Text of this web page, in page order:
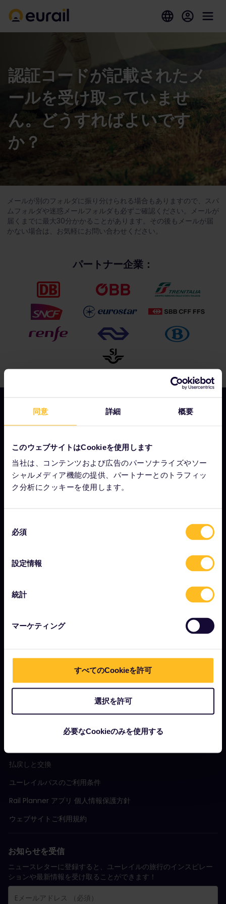
同意 詳細 概要
このウェブサイトはCookieを使用します
当社は、コンテンツおよび広告のパーソナライズやソー
シャルメディア機能の提供、パートナーとのトラフィッ
ク分析にクッキーを使用します。
必須
設定情報
統計
マーケティング
すべてのCookieを許可
選択を許可
必要なCookieのみを使用する
認証コードが記載されたメ
ールを受け取っていませ
ん。どうすればよいです
か？
メールが別のフォルダに振り分けられる場合もありますので、スパ
ムフォルダや迷惑メールフォルダも必ずご確認ください。メールが
届くまでに最大30分かかることがあります。その後もメールが届
かない場合は、お気軽にお問い合わせください。
パートナー企業：
Eurail.com について
採用情報
プレスルーム
Interrail影響報告書
ユーレイルとは？
マガジン
サステナビリティを意識した観光
サポート
払戻しと交換
ユーレイルパスのご利用条件
Rail Planner アプリ 個人情報保護方針
ウェブサイトご利用規約
お知らせを受信
ニュースレターに登録すると、ユーレイルの旅行のインスピレー
ションや最新情報を受け取ることができます！